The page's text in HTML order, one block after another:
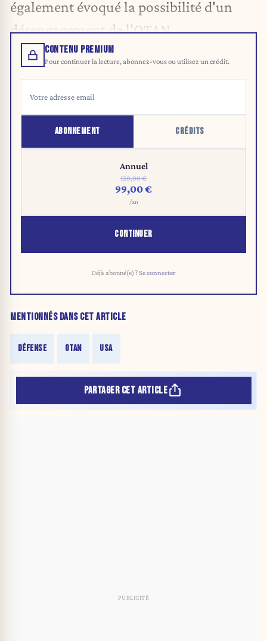
également évoqué la possibilité d'un
désengagement de l'OTAN.
CONTENU PREMIUM
Pour continuer la lecture, abonnez-vous ou utilisez un crédit.
ABONNEMENT CRÉDITS
Annuel
120,00 €
99,00 €
/an
CONTINUER
Déjà abonné(e) ?Se connecter
MENTIONNÉS DANS CET ARTICLE
DÉFENSE OTAN USA
PARTAGER CET ARTICLE